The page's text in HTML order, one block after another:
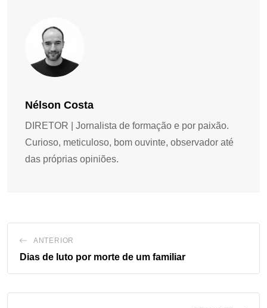
Nélson Costa
DIRETOR | Jornalista de formação e por paixão.
Curioso, meticuloso, bom ouvinte, observador até
das próprias opiniões.
ANTERIOR
Dias de luto por morte de um familiar